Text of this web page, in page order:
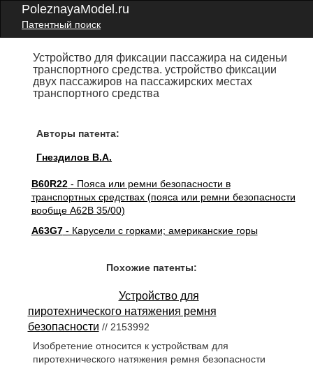
PoleznayaModel.ru
Патентный поиск
Устройство для фиксации пассажира на сиденьи
транспортного средства. устройство фиксации
двух пассажиров на пассажирских местах
транспортного средства
Авторы патента:
Гнездилов В.А.
B60R22- Пояса или ремни безопасности в
транспортных средствах (пояса или ремни безопасности
вообще A62B 35/00)
A63G7- Карусели с горками; американские горы
Похожие патенты:
Устройство для
пиротехнического натяжения ремня
безопасности // 2153992
Изобретение относится к устройствам для
пиротехнического натяжения ремня безопасности